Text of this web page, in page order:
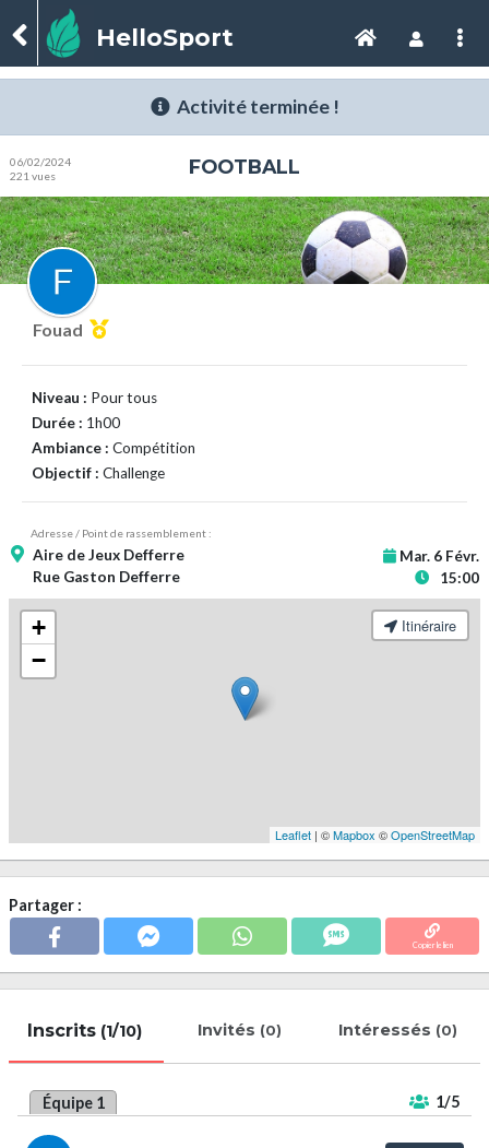
HelloSport
Activité terminée !
06/02/2024
221 vues
FOOTBALL
Fouad
Niveau : Pour tous
Durée : 1h00
Ambiance : Compétition
Objectif : Challenge
Adresse / Point de rassemblement :
Aire de Jeux Defferre
Rue Gaston Defferre
Mar. 6 Févr.
15:00
+
−
Itinéraire
Leaflet | ©Mapbox ©OpenStreetMap
Partager :
Copier le lien
Inscrits(1/10) Invités (0) Intéressés (0)
Équipe 1 1/5